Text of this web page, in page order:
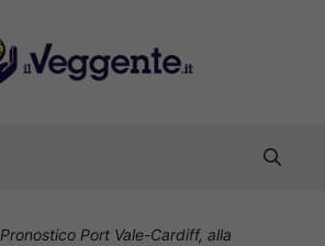
Pronostico Port Vale-Cardiff, alla